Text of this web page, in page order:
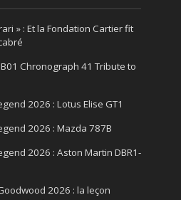
» : Et la Fondation Cartier fit
Chronograph 41 Tribute to
2026 : Lotus Elise GT1
2026 : Mazda 787B
2026 : Aston Martin DBR1-
2026 : la leçon